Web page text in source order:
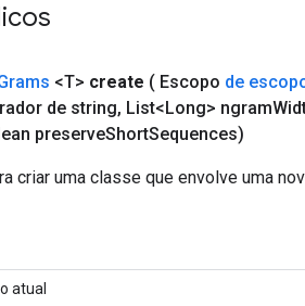
<T> create ( Escopo de
de string, List<Long> ngram
preserveShortSequences)
criar uma classe que envolve uma
atual